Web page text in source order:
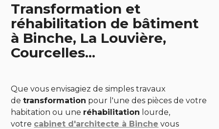
Transformation et
réhabilitation de bâtiment
à Binche, La Louvière,
Courcelles...
Que vous envisagiez de simples travaux
detransformation pour l'une des pièces de votre
habitation ou une réhabilitation lourde,
votre cabinet d'architecte à Binche vous